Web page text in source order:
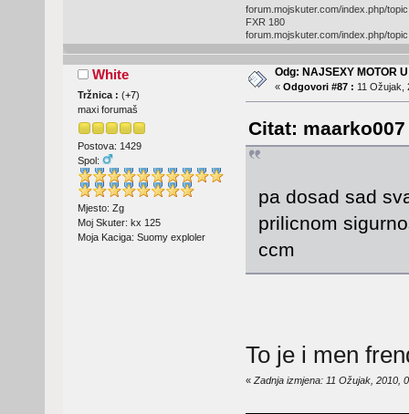
forum.mojskuter.com/index.php/
FXR 180
forum.mojskuter.com/index.php/
White
Tržnica : (+7)
maxi forumaš
Postova: 1429
Spol:
Mjesto: Zg
Moj Skuter: kx 125
Moja Kaciga: Suomy exploler
Odg: NAJSEXY MOTOR
« Odgovori #87 : 11 Ožujak,
Citat:
pa dosad sad
prilicnom
ccm
To je i men
« Zadnja izmjena: 11 Ožujak, 2010,